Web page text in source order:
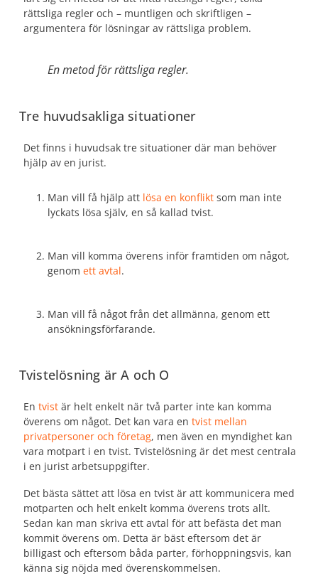
rättsliga regler och – muntligen och skriftligen –
argumentera för lösningar av rättsliga problem.
En metod för rättsliga regler.
Tre huvudsakliga situationer
Det finns i huvudsak tre situationer där man behöver
hjälp av en jurist.
Man vill få hjälp att lösa en konfliktsom man inte
lyckats lösa själv, en så kallad tvist.
Man vill komma överens inför framtiden om något,
genom ett avtal.
Man vill få något från det allmänna, genom ett
ansökningsförfarande.
Tvistelösning är A och O
En tvistär helt enkelt när två parter inte kan komma
överens om något. Det kan vara en tvist mellan
privatpersoner och företag, men även en myndighet kan
vara motpart i en tvist. Tvistelösning är det mest centrala
i en jurist arbetsuppgifter.
Det bästa sättet att lösa en tvist är att kommunicera med
motparten och helt enkelt komma överens trots allt.
Sedan kan man skriva ett avtal för att befästa det man
kommit överens om. Detta är bäst eftersom det är
billigast och eftersom båda parter, förhoppningsvis, kan
känna sig nöjda med överenskommelsen.